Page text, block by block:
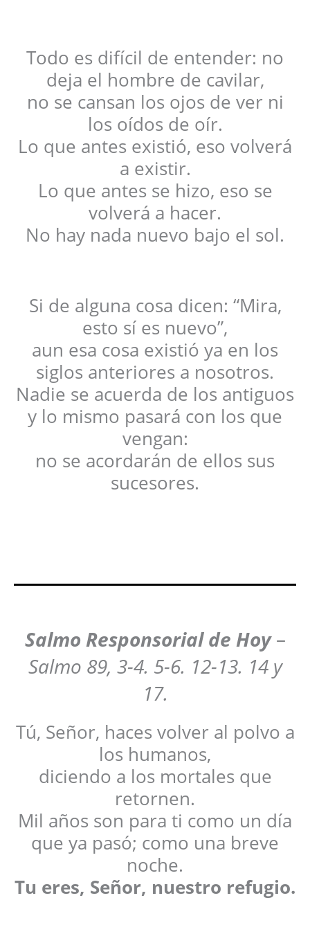
Todo es difícil de entender: no
deja el hombre de cavilar,
no se cansan los ojos de ver ni
los oídos de oír.
Lo que antes existió, eso volverá
a existir.
Lo que antes se hizo, eso se
volverá a hacer.
No hay nada nuevo bajo el sol.
Si de alguna cosa dicen: “Mira,
esto sí es nuevo”,
aun esa cosa existió ya en los
siglos anteriores a nosotros.
Nadie se acuerda de los antiguos
y lo mismo pasará con los que
vengan:
no se acordarán de ellos sus
sucesores.
Salmo Responsorial de Hoy–
Salmo 89, 3-4. 5-6. 12-13. 14 y
17.
Tú, Señor, haces volver al polvo a
los humanos,
diciendo a los mortales que
retornen.
Mil años son para ti como un día
que ya pasó; como una breve
noche.
Tu eres, Señor, nuestro refugio.